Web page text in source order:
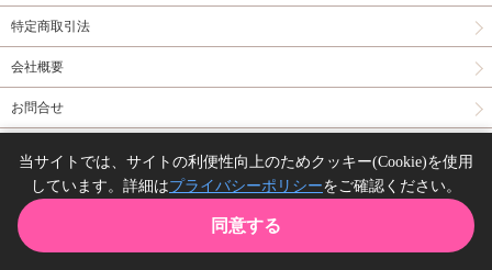
特定商取引法
会社概要
お問合せ
Copyright(C) comicomi studio. All right reserved.
当サイトでは、サイトの利便性向上のためクッキー(Cookie)を使用
しています。詳細はプライバシーポリシーをご確認ください。
同意する